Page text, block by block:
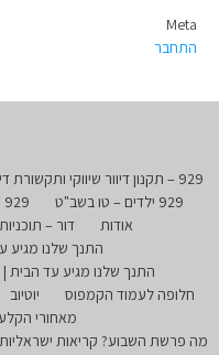
Meta
התחבר
929 – תקנון דיוור שיווקי ותקשורת דיגיטלית
929 ילדים – טו בשב"ט
929 תנך – דף הבית
אודות
דור –
התנך שלנו מגיע
התנך שלנו מגיע עד הבית |
חלופה לעמוד הקמפוס
יוטיוב
מאחורי
מה פרשת השבוע? קריאות